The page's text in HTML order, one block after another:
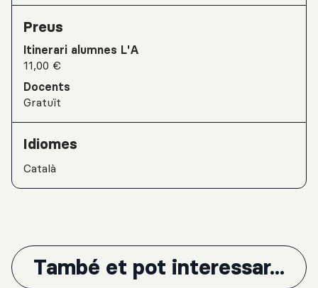
Preus
Itinerari alumnes L'A
11,00 €
Docents
Gratuït
Idiomes
Català
També et pot interessar...